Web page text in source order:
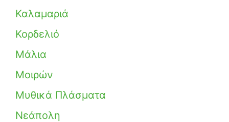
Καλαμαριά
Κορδελιό
Μάλια
Μοιρών
Μυθικά Πλάσματα
Νεάπολη